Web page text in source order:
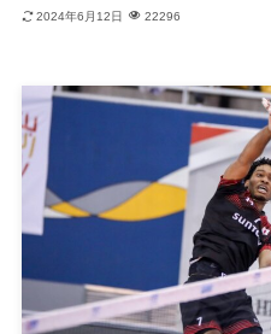
2024年6月12日 22296